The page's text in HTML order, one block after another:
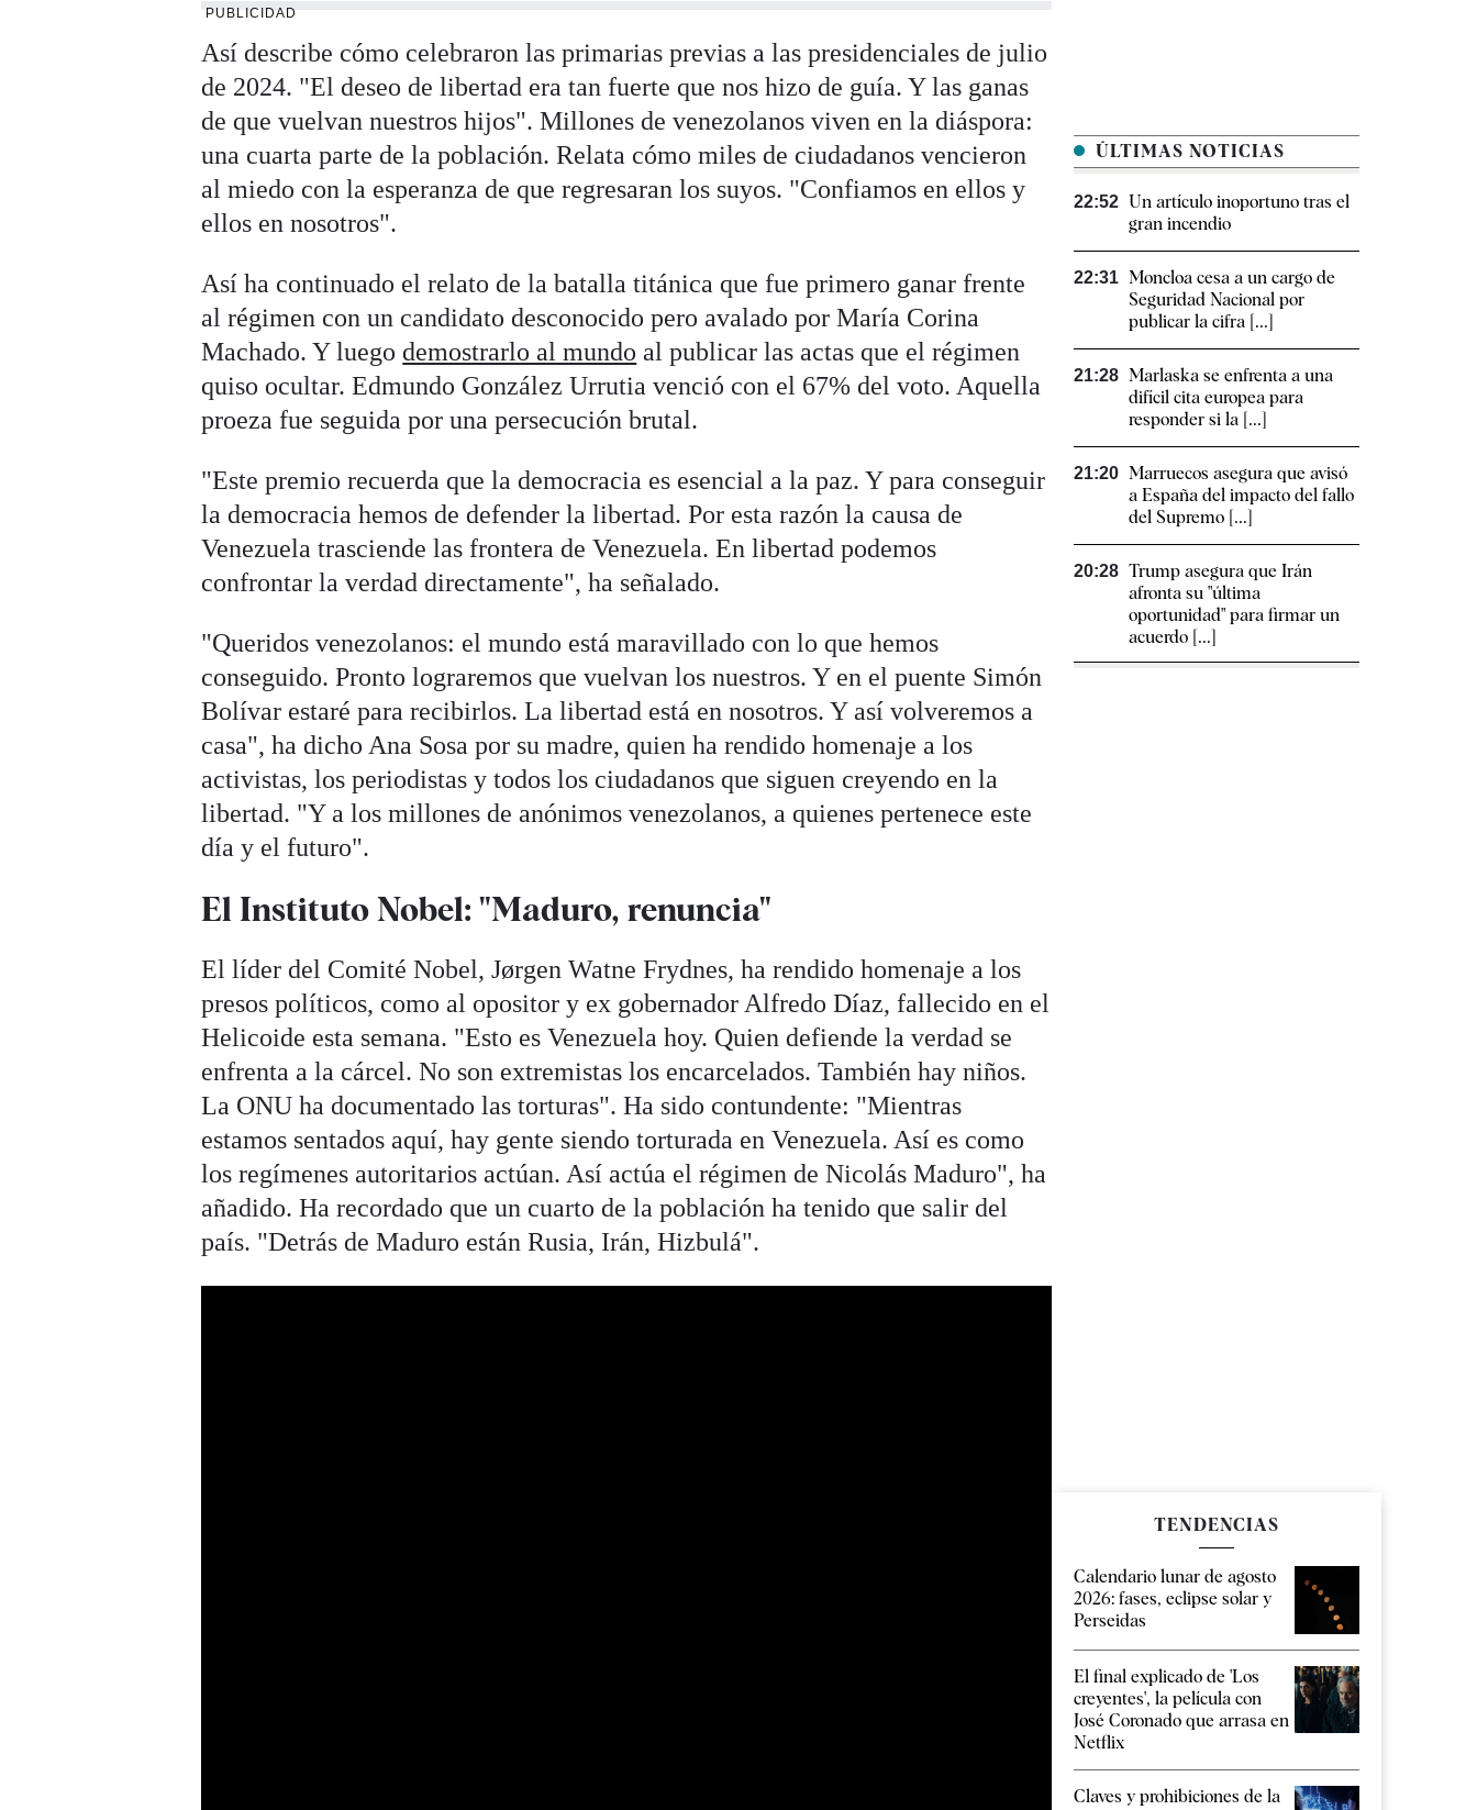
PUBLICIDAD
Así describe cómo celebraron las primarias previas a las presidenciales de julio
de 2024. "El deseo de libertad era tan fuerte que nos hizo de guía. Y las ganas
de que vuelvan nuestros hijos". Millones de venezolanos viven en la diáspora:
una cuarta parte de la población. Relata cómo miles de ciudadanos vencieron
al miedo con la esperanza de que regresaran los suyos. "Confiamos en ellos y
ellos en nosotros".
Así ha continuado el relato de la batalla titánica que fue primero ganar frente
al régimen con un candidato desconocido pero avalado por María Corina
Machado. Y luegodemostrarlo al mundo al publicar las actas que el régimen
quiso ocultar. Edmundo González Urrutia venció con el 67% del voto. Aquella
proeza fue seguida por una persecución brutal.
"Este premio recuerda que la democracia es esencial a la paz. Y para conseguir
la democracia hemos de defender la libertad. Por esta razón la causa de
Venezuela trasciende las frontera de Venezuela. En libertad podemos
confrontar la verdad directamente", ha señalado.
"Queridos venezolanos: el mundo está maravillado con lo que hemos
conseguido. Pronto lograremos que vuelvan los nuestros. Y en el puente Simón
Bolívar estaré para recibirlos. La libertad está en nosotros. Y así volveremos a
casa", ha dicho Ana Sosa por su madre, quien ha rendido homenaje a los
activistas, los periodistas y todos los ciudadanos que siguen creyendo en la
libertad. "Y a los millones de anónimos venezolanos, a quienes pertenece este
día y el futuro".
El Instituto Nobel: "Maduro, renuncia"
El líder del Comité Nobel, Jørgen Watne Frydnes, ha rendido homenaje a los
presos políticos, como al opositor y ex gobernador Alfredo Díaz, fallecido en el
Helicoide esta semana. "Esto es Venezuela hoy. Quien defiende la verdad se
enfrenta a la cárcel. No son extremistas los encarcelados. También hay niños.
La ONU ha documentado las torturas". Ha sido contundente: "Mientras
estamos sentados aquí, hay gente siendo torturada en Venezuela. Así es como
los regímenes autoritarios actúan. Así actúa el régimen de Nicolás Maduro", ha
añadido. Ha recordado que un cuarto de la población ha tenido que salir del
país. "Detrás de Maduro están Rusia, Irán, Hizbulá".
ÚLTIMAS NOTICIAS
22:52 Un artículo inoportuno tras el
gran incendio
22:31 Moncloa cesa a un cargo de
Seguridad Nacional por
publicar la cifra [...]
21:28 Marlaska se enfrenta a una
difícil cita europea para
responder si la [...]
21:20 Marruecos asegura que avisó
a España del impacto del fallo
del Supremo [...]
20:28 Trump asegura que Irán
afronta su "última
oportunidad" para firmar un
acuerdo [...]
TENDENCIAS
Calendario lunar de agosto
2026: fases, eclipse solar y
Perseidas
El final explicado de 'Los
creyentes', la película con
José Coronado que arrasa en
Netflix
Claves y prohibiciones de la